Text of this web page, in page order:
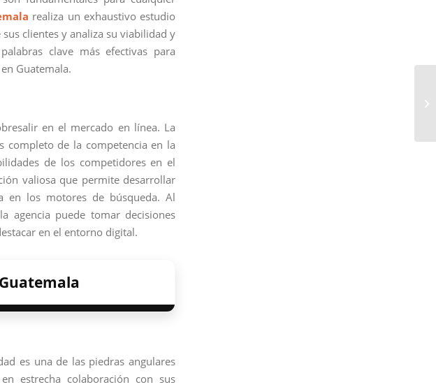
realiza un exhaustivo estudio
clientes y analiza su viabilidad y
clave más efectivas para
Guatemala.
en el mercado en línea. La
completo de la competencia en la
de los competidores en el
valiosa que permite desarrollar
en los motores de búsqueda. Al
agencia puede tomar decisiones
en el entorno digital.
es una de las piedras angulares
estrecha colaboración con sus